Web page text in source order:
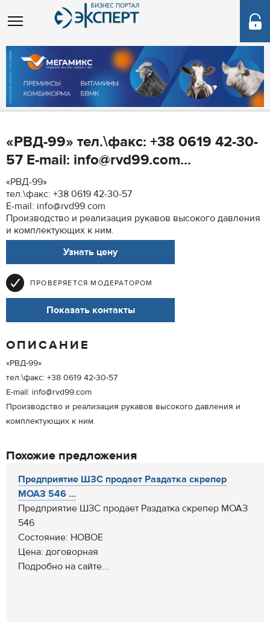
«РВД-99» тел.\факс: +38 0619 42-30-
57 E-mail: info@rvd99.com...
«РВД-99»
тел.\факс: +38 0619 42-30-57
E-mail: info@rvd99.com
Производство и реализация рукавов высокого давления
и комплектующих к ним.
Узнать цену
ПРОВЕРЯЕТСЯ МОДЕРАТОРОМ
Показать контакты
ОПИСАНИЕ
«РВД-99»
тел.\факс: +38 0619 42-30-57
E-mail: info@rvd99.com
Производство и реализация рукавов высокого давления и
комплектующих к ним.
Похожие предложения
Предприятие ШЗС продает Раздатка скрепер
МОАЗ 546 ...
Предприятие ШЗС продает Раздатка скрепер МОАЗ
546
Состояние: НОВОЕ
Цена: договорная
Подробно на сайте...